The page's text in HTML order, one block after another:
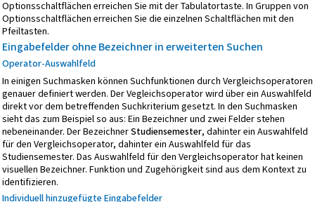
Optionsschaltflächen erreichen Sie mit der Tabulatortaste. In Gruppen von
Optionsschaltflächen erreichen Sie die einzelnen Schaltflächen mit den
Pfeiltasten.
Eingabefelder ohne Bezeichner in erweiterten Suchen
Operator-Auswahlfeld
In einigen Suchmasken können Suchfunktionen durch Vergleichsoperatoren
genauer definiert werden. Der Vegleichsoperator wird über ein Auswahlfeld
direkt vor dem betreffenden Suchkriterium gesetzt. In den Suchmasken
sieht das zum Beispiel so aus: Ein Bezeichner und zwei Felder stehen
nebeneinander. Der BezeichnerStudiensemester, dahinter ein Auswahlfeld
für den Vergleichsoperator, dahinter ein Auswahlfeld für das
Studiensemester. Das Auswahlfeld für den Vergleichsoperator hat keinen
visuellen Bezeichner. Funktion und Zugehörigkeit sind aus dem Kontext zu
identifizieren.
Individuell hinzugefügte Eingabefelder